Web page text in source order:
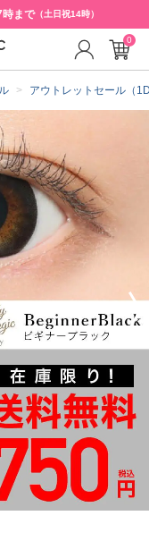
時まで（土日祝14時）
アウトレットセール（
0